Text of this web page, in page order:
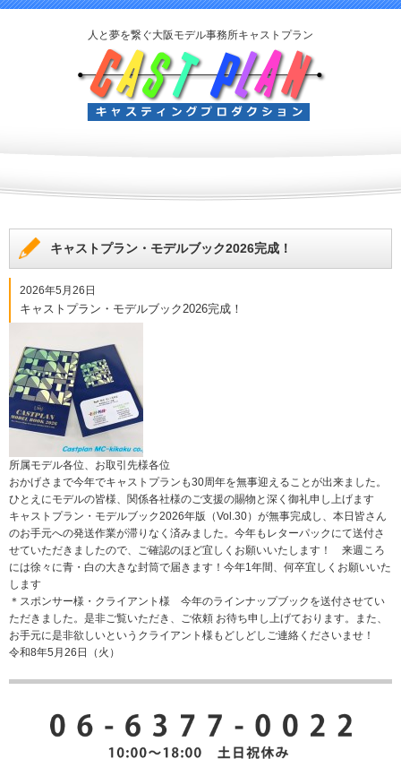
人と夢を繋ぐ大阪モデル事務所キャストプラン
キャストプラン・モデルブック2026完成！
2026年5月26日
キャストプラン・モデルブック2026完成！
所属モデル各位、お取引先様各位
おかげさまで今年でキャストプランも30周年を無事迎えることが出来ました。
ひとえにモデルの皆様、関係各社様のご支援の賜物と深く御礼申し上げます
キャストプラン・モデルブック2026年版（Vol.30）が無事完成し、本日皆さん
のお手元への発送作業が滞りなく済みました。今年もレターパックにて送付さ
せていただきましたので、ご確認のほど宜しくお願いいたします！ 来週ころ
には徐々に青・白の大きな封筒で届きます！今年1年間、何卒宜しくお願いいた
します
＊スポンサー様・クライアント様 今年のラインナップブックを送付させてい
ただきました。是非ご覧いただき、ご依頼 お待ち申し上げております。また、
お手元に是非欲しいというクライアント様もどしどしご連絡くださいませ！
令和8年5月26日（火）